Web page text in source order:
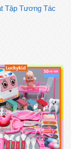
Tập Tương Tác